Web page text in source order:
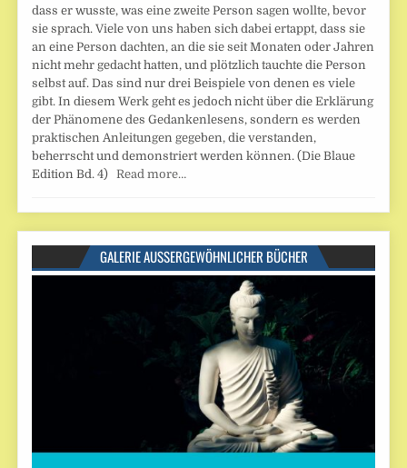
dass er wusste, was eine zweite Person sagen wollte, bevor
sie sprach. Viele von uns haben sich dabei ertappt, dass sie
an eine Person dachten, an die sie seit Monaten oder Jahren
nicht mehr gedacht hatten, und plötzlich tauchte die Person
selbst auf. Das sind nur drei Beispiele von denen es viele
gibt. In diesem Werk geht es jedoch nicht über die Erklärung
der Phänomene des Gedankenlesens, sondern es werden
praktischen Anleitungen gegeben, die verstanden,
beherrscht und demonstriert werden können. (Die Blaue
Edition Bd. 4) Read more…
GALERIE AUSSERGEWÖHNLICHER BÜCHER